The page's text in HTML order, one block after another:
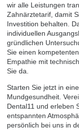
wir alle Leistungen
Zahnärztetarif, damit
Investition behalten.
individuellen
gründlichen
Sie einen kompetenten
Empathie mit
Sie da.
Starten Sie jetzt in
Mundgesundheit.
Dental11 und erleben
entspannten
persönlich bei uns in